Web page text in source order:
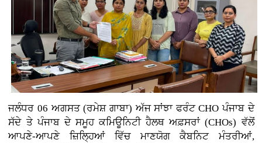
ਜਲੰਧਰ 06 ਅਗਸਤ (ਰਮੇਸ਼ ਗਾਬਾ) ਅੱਜ ਸਾਂਝਾ ਫਰੰਟ CHO ਪੰਜਾਬ ਦੇ
ਸੱਦੇ ਤੇ ਪੰਜਾਬ ਦੇ ਸਮੂਹ ਕਮਿਊਨਿਟੀ ਹੈਲਥ ਅਫ਼ਸਰਾਂ (CHOs) ਵੱਲੋਂ
ਆਪਣੇ-ਆਪਣੇ ਜ਼ਿਲ੍ਹਿਆਂ ਵਿੱਚ ਮਾਣਯੋਗ ਕੈਬਨਿਟ ਮੰਤਰੀਆਂ,